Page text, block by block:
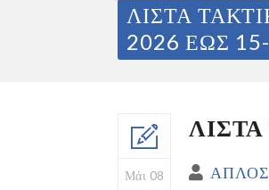
ΛΙΣΤΑ
2026 ΕΩΣ
Μάι 08